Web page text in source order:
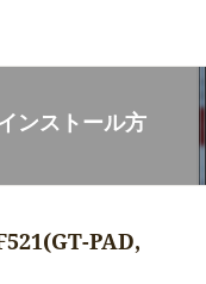
ンストール方
PAD,